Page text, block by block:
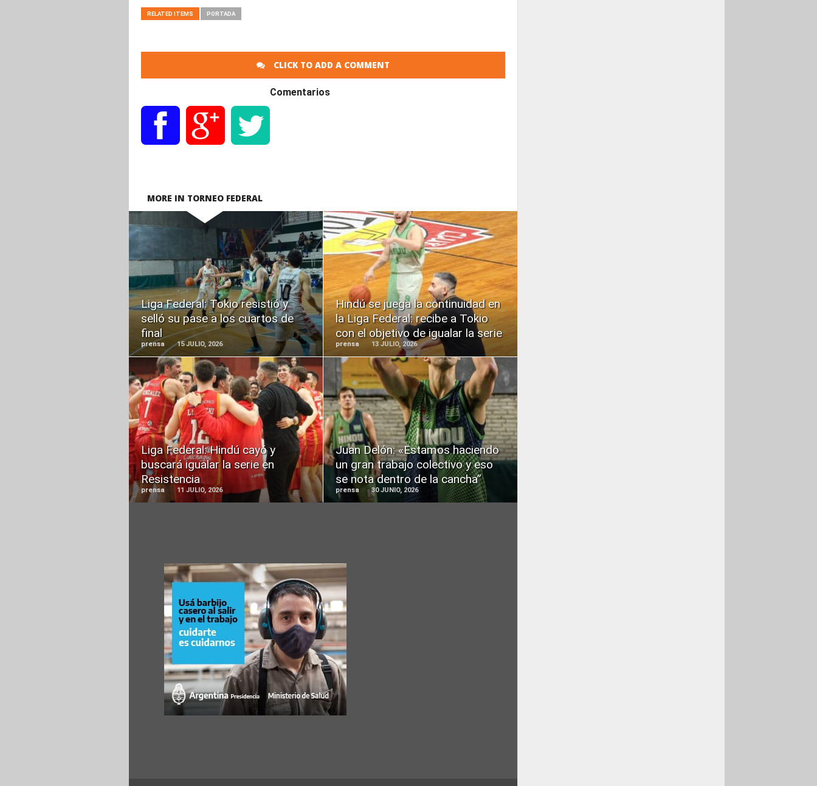
RELATED ITEMS PORTADA
CLICK TO ADD A COMMENT
Comentarios
MORE IN TORNEO FEDERAL
Liga Federal: Tokio resistió y
selló su pase a los cuartos de
final
prensa 15 JULIO, 2026
READ
MORE
Hindú se juega la continuidad en
la Liga Federal: recibe a Tokio
con el objetivo de igualar la serie
prensa 13 JULIO, 2026
READ
MORE
Liga Federal: Hindú cayó y
buscará igualar la serie en
Resistencia
prensa 11 JULIO, 2026
READ
MORE
Juan Delón: «Estamos haciendo
un gran trabajo colectivo y eso
se nota dentro de la cancha”
prensa 30 JUNIO, 2026
READ
MORE